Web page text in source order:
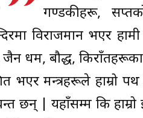
गण्डकीहरू,
विराजमान भएर
धर्म, बौद्ध,
भएर मन्त्रहरूले हाम्रो
छन् | यहाँसम्म कि हाम्रो